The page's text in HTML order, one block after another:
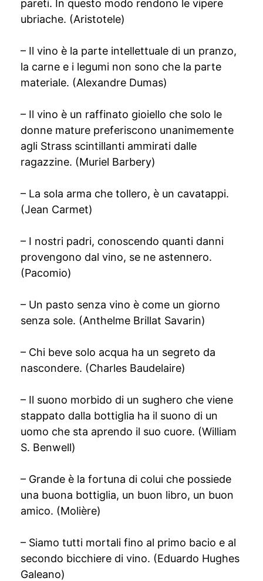
pareti. In questo modo rendono le vipere
ubriache. (Aristotele)
– Il vino è la parte intellettuale di un pranzo,
la carne e i legumi non sono che la parte
materiale. (Alexandre Dumas)
– Il vino è un raffinato gioiello che solo le
donne mature preferiscono unanimemente
agli Strass scintillanti ammirati dalle
ragazzine. (Muriel Barbery)
– La sola arma che tollero, è un cavatappi.
(Jean Carmet)
– I nostri padri, conoscendo quanti danni
provengono dal vino, se ne astennero.
(Pacomio)
– Un pasto senza vino è come un giorno
senza sole. (Anthelme Brillat Savarin)
– Chi beve solo acqua ha un segreto da
nascondere. (Charles Baudelaire)
– Il suono morbido di un sughero che viene
stappato dalla bottiglia ha il suono di un
uomo che sta aprendo il suo cuore. (William
S. Benwell)
– Grande è la fortuna di colui che possiede
una buona bottiglia, un buon libro, un buon
amico. (Molière)
– Siamo tutti mortali fino al primo bacio e al
secondo bicchiere di vino. (Eduardo Hughes
Galeano)